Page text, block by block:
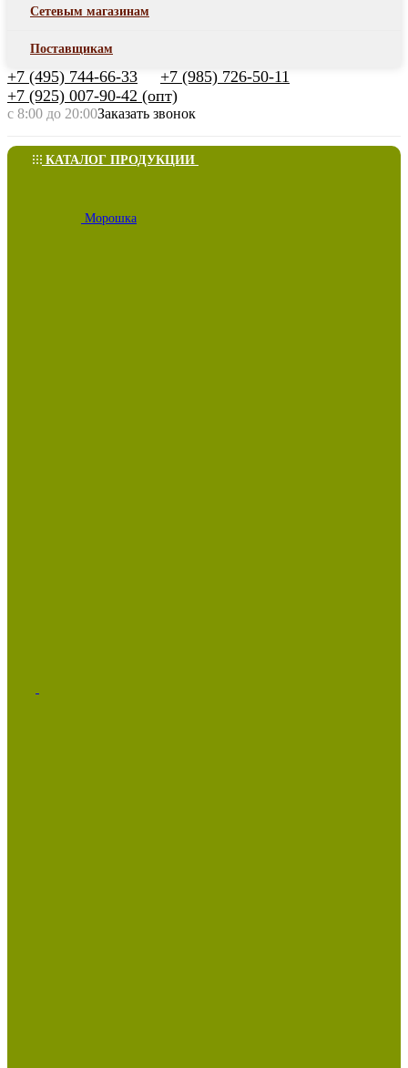
Сетевым магазинам
Поставщикам
+7 (495) 744-66-33
+7 (985) 726-50-11
+7 (925) 007-90-42 (опт)
с 8:00 до 20:00Заказать звонок
КАТАЛОГ ПРОДУКЦИИ
Морошка